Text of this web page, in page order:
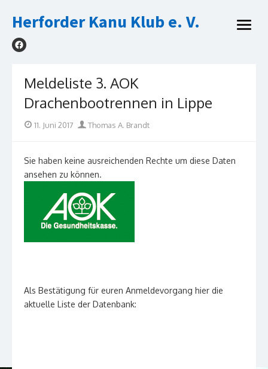
to
Herforder Kanu Klub e. V.
open
Meldeliste 3. AOK
Drachenbootrennen in Lippe
Posted11. Juni 2017 Author
Thomas A. Brandt
Sie haben keine ausreichenden Rechte um diese Daten
ansehen zu können.
Als Bestätigung für euren Anmeldevorgang hier die
aktuelle Liste der Datenbank: